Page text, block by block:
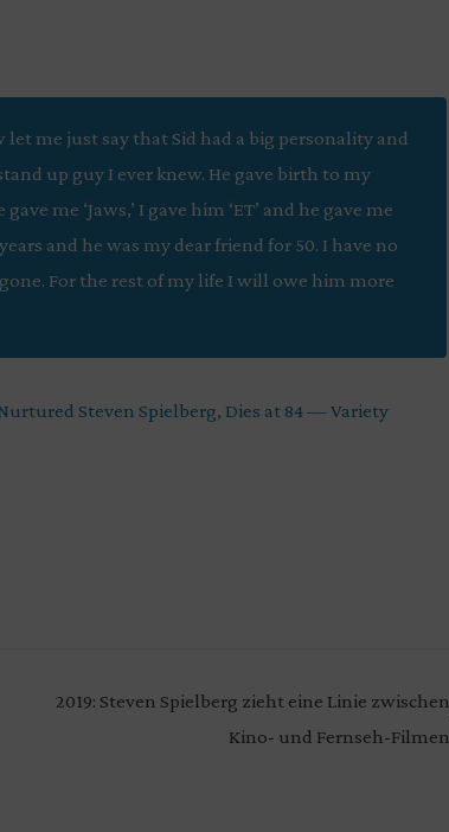
me just say that Sid had a big personality and
up guy I ever knew. He gave birth to my
me ‘Jaws,’ I gave him ‘ET’ and he gave me
and he was my dear friend for 50. I have no
For the rest of my life I will owe him more
Steven Spielberg, Dies at 84 — Variety
2019: Steven Spielberg zieht eine Linie zwischen
Kino- und Fernseh-Filmen